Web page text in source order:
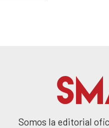
Somos la editorial